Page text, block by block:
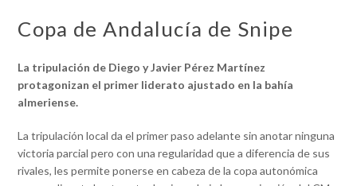
Copa de Andalucía de Snipe
La tripulación de Diego y Javier Pérez Martínez
protagonizan el primer liderato ajustado en la bahía
almeriense.
La tripulación local da el primer paso adelante sin anotar ninguna
victoria parcial pero con una regularidad que a diferencia de sus
rivales, les permite ponerse en cabeza de la copa autonómica